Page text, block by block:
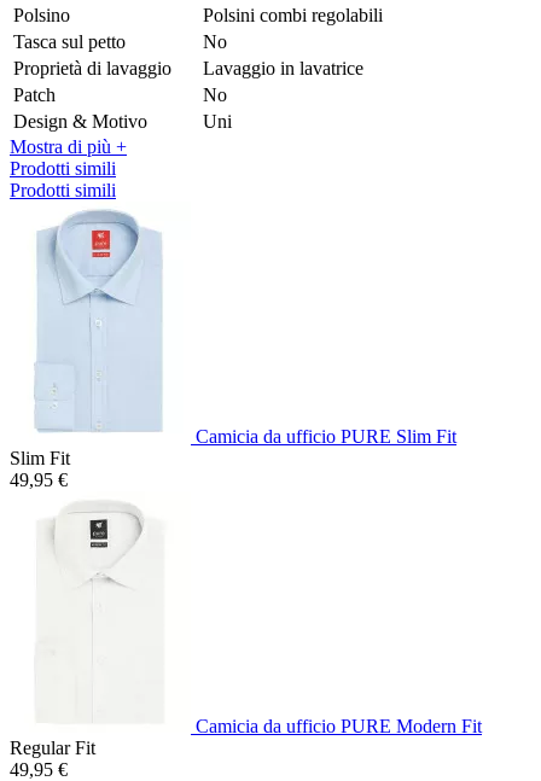
Polsino
Polsini combi regolabili
Tasca sul petto
No
Proprietà di lavaggio
Lavaggio in lavatrice
Patch
No
Design & Motivo
Uni
Mostra di più +
Prodotti simili
Prodotti simili
Camicia da ufficio PURE Slim Fit
Slim Fit
49,95 €
Camicia da ufficio PURE Modern Fit
Regular Fit
49,95 €